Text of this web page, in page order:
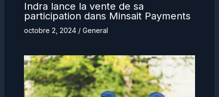
Indra lance la vente de sa
participation dans Minsait Payments
octobre 2, 2024 / General